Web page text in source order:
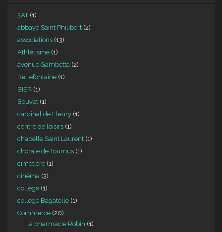
3AT(1)
abbaye Saint Philibert (2)
associations (13)
Athlétisme (1)
avenue Gambetta (2)
Bellefontaine (1)
BIER (1)
Bouvet (1)
cardinal de Fleury (1)
centre de loisirs (1)
chapelle Saint Laurent (1)
chorale de Tournus (1)
cimetière (1)
cinéma (3)
collège (1)
collège Bagatelle (1)
Commerce (20)
la pharmacie Robin (1)